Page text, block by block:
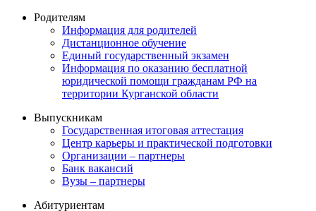
Родителям
Информация для родителей
Дистанционное обучение
Единый государственный экзамен
Информация по оказанию бесплатной
юридической помощи гражданам РФ на
территории Курганской области
Выпускникам
Государственная итоговая аттестация
Центр карьеры и практической подготовки
Организации – партнеры
Банк вакансий
Вузы – партнеры
Абитуриентам